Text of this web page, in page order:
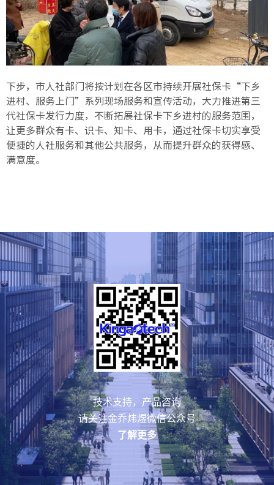
下步，市人社部门将按计划在各区市持续开展社保卡“下乡
进村、服务上门”系列现场服务和宣传活动，大力推进第三
代社保卡发行力度，不断拓展社保卡下乡进村的服务范围，
让更多群众有卡、识卡、知卡、用卡，通过社保卡切实享受
便捷的人社服务和其他公共服务，从而提升群众的获得感、
满意度。
技术支持，产品咨询
请关注金乔炜煜微信公众号
了解更多